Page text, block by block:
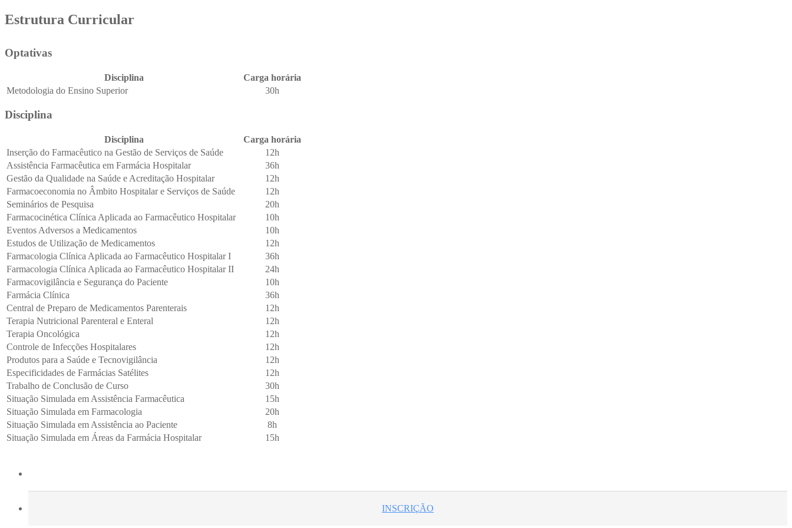
Estrutura Curricular
Optativas
Disciplina
Carga horária
Metodologia do Ensino Superior
30h
Disciplina
Disciplina
Carga horária
Inserção do Farmacêutico na Gestão de Serviços de Saúde
12h
Assistência Farmacêutica em Farmácia Hospitalar
36h
Gestão da Qualidade na Saúde e Acreditação Hospitalar
12h
Farmacoeconomia no Âmbito Hospitalar e Serviços de Saúde
12h
Seminários de Pesquisa
20h
Farmacocinética Clínica Aplicada ao Farmacêutico Hospitalar
10h
Eventos Adversos a Medicamentos
10h
Estudos de Utilização de Medicamentos
12h
Farmacologia Clínica Aplicada ao Farmacêutico Hospitalar I
36h
Farmacologia Clínica Aplicada ao Farmacêutico Hospitalar II
24h
Farmacovigilância e Segurança do Paciente
10h
Farmácia Clínica
36h
Central de Preparo de Medicamentos Parenterais
12h
Terapia Nutricional Parenteral e Enteral
12h
Terapia Oncológica
12h
Controle de Infecções Hospitalares
12h
Produtos para a Saúde e Tecnovigilância
12h
Especificidades de Farmácias Satélites
12h
Trabalho de Conclusão de Curso
30h
Situação Simulada em Assistência Farmacêutica
15h
Situação Simulada em Farmacologia
20h
Situação Simulada em Assistência ao Paciente
8h
Situação Simulada em Áreas da Farmácia Hospitalar
15h
INSCRIÇÃO